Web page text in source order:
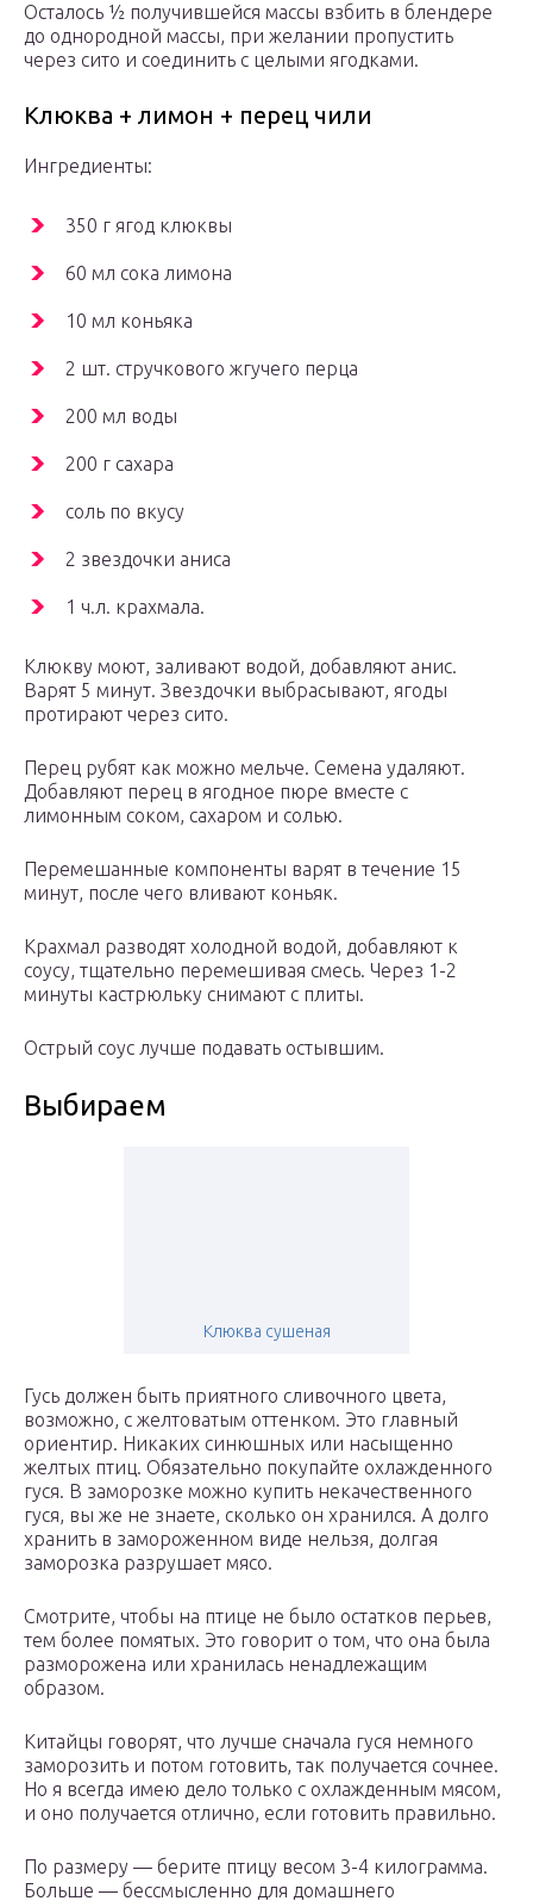
Осталось ½ получившейся массы взбить в блендере
до однородной массы, при желании пропустить
через сито и соединить с целыми ягодками.
Клюква + лимон + перец чили
Ингредиенты:
350 г ягод клюквы
60 мл сока лимона
10 мл коньяка
2 шт. стручкового жгучего перца
200 мл воды
200 г сахара
соль по вкусу
2 звездочки аниса
1 ч.л. крахмала.
Клюкву моют, заливают водой, добавляют анис.
Варят 5 минут. Звездочки выбрасывают, ягоды
протирают через сито.
Перец рубят как можно мельче. Семена удаляют.
Добавляют перец в ягодное пюре вместе с
лимонным соком, сахаром и солью.
Перемешанные компоненты варят в течение 15
минут, после чего вливают коньяк.
Крахмал разводят холодной водой, добавляют к
соусу, тщательно перемешивая смесь. Через 1-2
минуты кастрюльку снимают с плиты.
Острый соус лучше подавать остывшим.
Выбираем
Клюква сушеная
Гусь должен быть приятного сливочного цвета,
возможно, с желтоватым оттенком. Это главный
ориентир. Никаких синюшных или насыщенно
желтых птиц. Обязательно покупайте охлажденного
гуся. В заморозке можно купить некачественного
гуся, вы же не знаете, сколько он хранился. А долго
хранить в замороженном виде нельзя, долгая
заморозка разрушает мясо.
Смотрите, чтобы на птице не было остатков перьев,
тем более помятых. Это говорит о том, что она была
разморожена или хранилась ненадлежащим
образом.
Китайцы говорят, что лучше сначала гуся немного
заморозить и потом готовить, так получается сочнее.
Но я всегда имею дело только с охлажденным мясом,
и оно получается отлично, если готовить правильно.
По размеру — берите птицу весом 3-4 килограмма.
Больше — бессмысленно для домашнего